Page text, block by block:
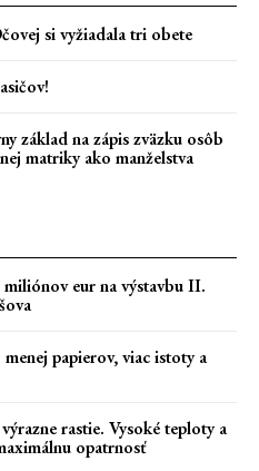
si vyžiadala tri obete
základ na zápis zväzku osôb
matriky ako manželstva
eur na výstavbu II.
papierov, viac istoty a
rastie. Vysoké teploty a
opatrnosť